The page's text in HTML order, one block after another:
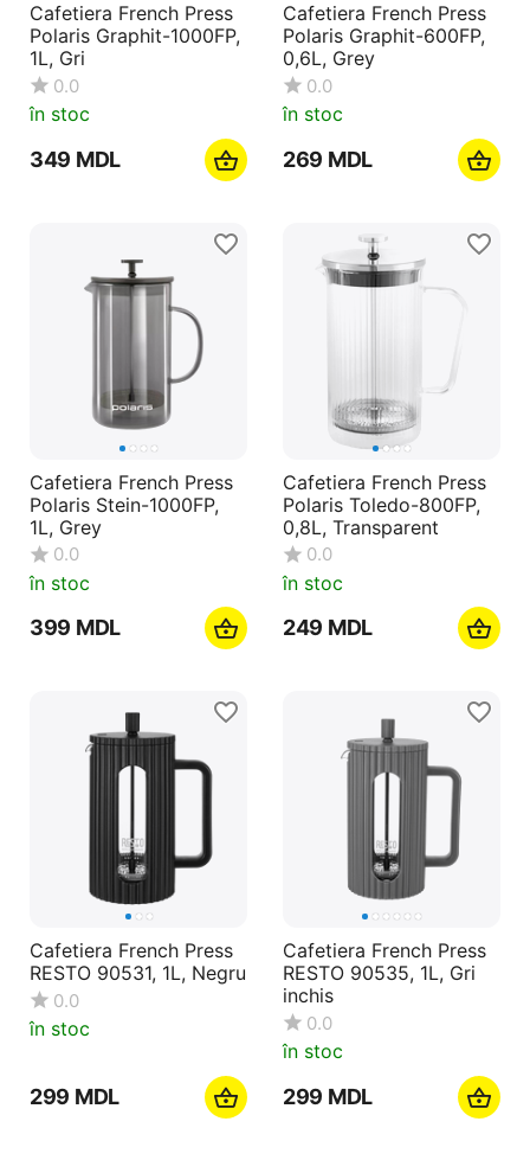
Cafetiera French Press
Polaris Graphit-1000FP,
1L, Gri
0.0
în stoc
‍349‍ MDL
Cafetiera French Press
Polaris Graphit-600FP,
0,6L, Grey
0.0
în stoc
‍269‍ MDL
Cafetiera French Press
Polaris Stein-1000FP,
1L, Grey
0.0
în stoc
‍399‍ MDL
Cafetiera French Press
Polaris Toledo-800FP,
0,8L, Transparent
0.0
în stoc
‍249‍ MDL
Cafetiera French Press
RESTO 90531, 1L, Negru
0.0
în stoc
‍299‍ MDL
Cafetiera French Press
RESTO 90535, 1L, Gri
inchis
0.0
în stoc
‍299‍ MDL